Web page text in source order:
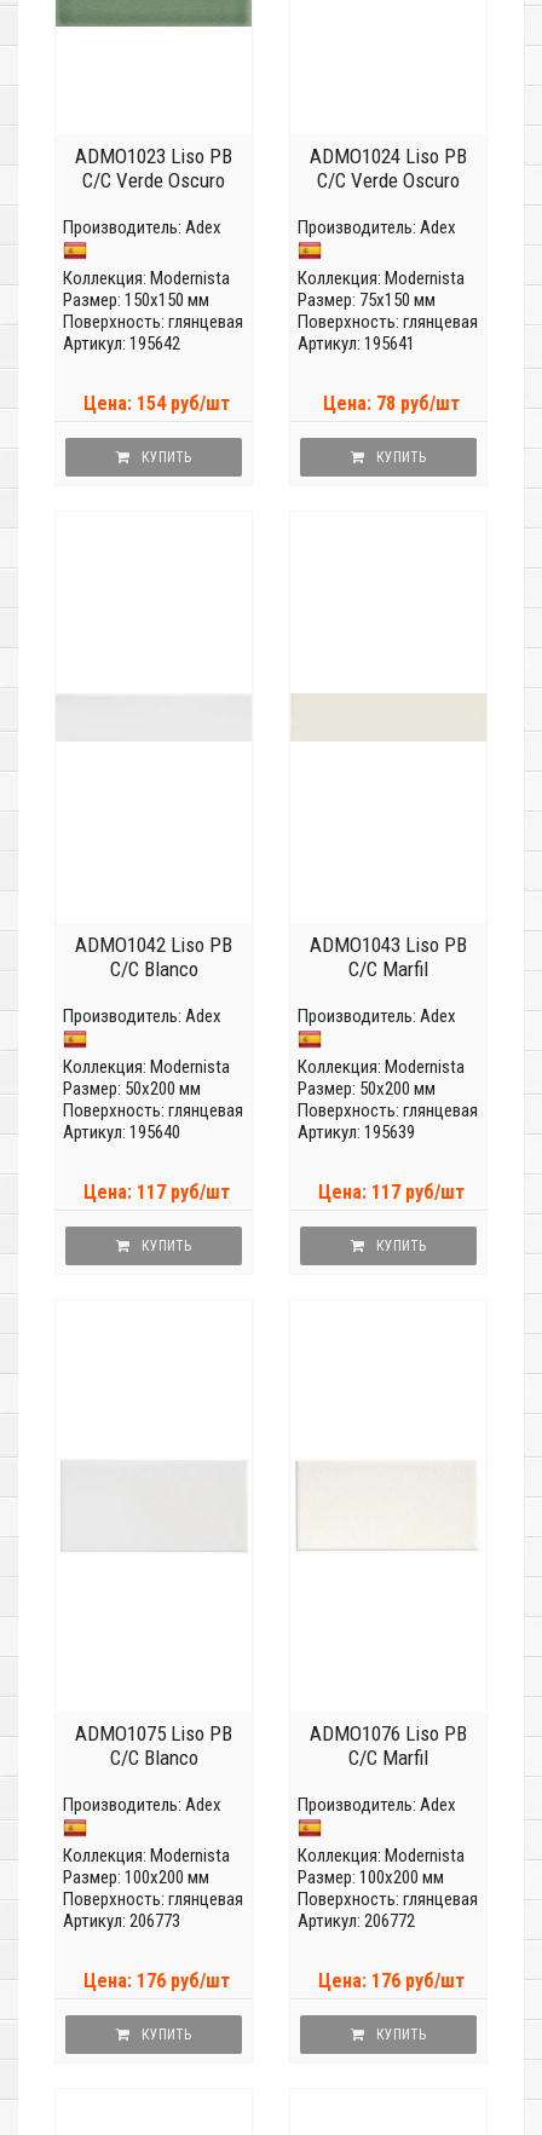
ADMO1023 Liso PB
C/C Verde Oscuro
Производитель: Adex
Коллекция: Modernista
Размер: 150x150 мм
Поверхность: глянцевая
Артикул: 195642
Цена: 154 руб/шт
КУПИТЬ
ADMO1024 Liso PB
C/C Verde Oscuro
Производитель: Adex
Коллекция: Modernista
Размер: 75x150 мм
Поверхность: глянцевая
Артикул: 195641
Цена: 78 руб/шт
КУПИТЬ
ADMO1042 Liso PB
C/C Blanco
Производитель: Adex
Коллекция: Modernista
Размер: 50x200 мм
Поверхность: глянцевая
Артикул: 195640
Цена: 117 руб/шт
КУПИТЬ
ADMO1043 Liso PB
C/C Marfil
Производитель: Adex
Коллекция: Modernista
Размер: 50x200 мм
Поверхность: глянцевая
Артикул: 195639
Цена: 117 руб/шт
КУПИТЬ
ADMO1075 Liso PB
C/C Blanco
Производитель: Adex
Коллекция: Modernista
Размер: 100x200 мм
Поверхность: глянцевая
Артикул: 206773
Цена: 176 руб/шт
КУПИТЬ
ADMO1076 Liso PB
C/C Marfil
Производитель: Adex
Коллекция: Modernista
Размер: 100x200 мм
Поверхность: глянцевая
Артикул: 206772
Цена: 176 руб/шт
КУПИТЬ